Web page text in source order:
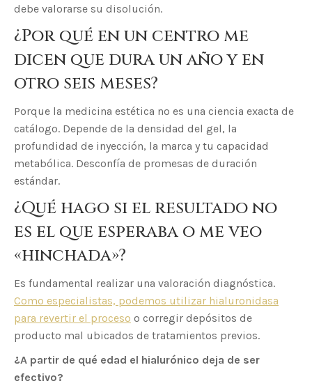
debe valorarse su disolución.
¿Por qué en un centro me
dicen que dura un año y en
otro seis meses?
Porque la medicina estética no es una ciencia exacta de
catálogo. Depende de la densidad del gel, la
profundidad de inyección, la marca y tu capacidad
metabólica. Desconfía de promesas de duración
estándar.
¿Qué hago si el resultado no
es el que esperaba o me veo
«hinchada»?
Es fundamental realizar una valoración diagnóstica.
Como especialistas, podemos utilizar hialuronidasa
para revertir el proceso o corregir depósitos de
producto mal ubicados de tratamientos previos.
¿A partir de qué edad el hialurónico deja de ser
efectivo?